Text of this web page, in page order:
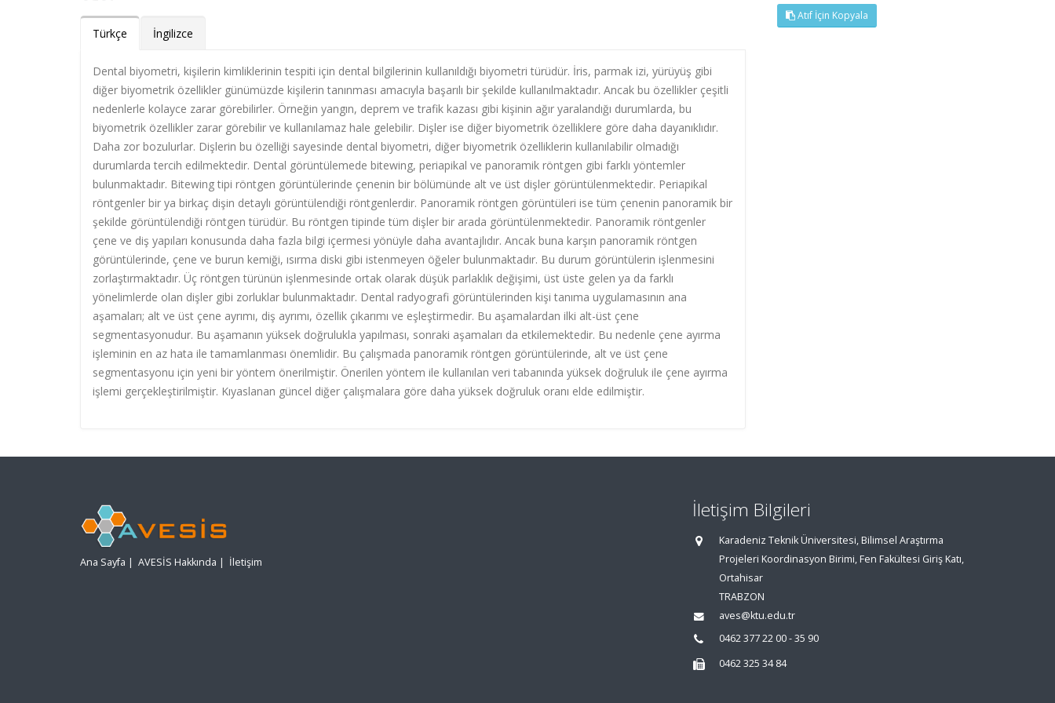
Türkçe İngilizce
Dental biyometri, kişilerin kimliklerinin tespiti için dental bilgilerinin kullanıldığı biyometri türüdür. İris, parmak izi, yürüyüş gibi
diğer biyometrik özellikler günümüzde kişilerin tanınması amacıyla başarılı bir şekilde kullanılmaktadır. Ancak bu özellikler çeşitli
nedenlerle kolayce zarar görebilirler. Örneğin yangın, deprem ve trafik kazası gibi kişinin ağır yaralandığı durumlarda, bu
biyometrik özellikler zarar görebilir ve kullanılamaz hale gelebilir. Dişler ise diğer biyometrik özelliklere göre daha dayanıklıdır.
Daha zor bozulurlar. Dişlerin bu özelliği sayesinde dental biyometri, diğer biyometrik özelliklerin kullanılabilir olmadığı
durumlarda tercih edilmektedir. Dental görüntülemede bitewing, periapikal ve panoramik röntgen gibi farklı yöntemler
bulunmaktadır. Bitewing tipi röntgen görüntülerinde çenenin bir bölümünde alt ve üst dişler görüntülenmektedir. Periapikal
röntgenler bir ya birkaç dişin detaylı görüntülendiği röntgenlerdir. Panoramik röntgen görüntüleri ise tüm çenenin panoramik bir
şekilde görüntülendiği röntgen türüdür. Bu röntgen tipinde tüm dişler bir arada görüntülenmektedir. Panoramik röntgenler
çene ve diş yapıları konusunda daha fazla bilgi içermesi yönüyle daha avantajlıdır. Ancak buna karşın panoramik röntgen
görüntülerinde, çene ve burun kemiği, ısırma diski gibi istenmeyen öğeler bulunmaktadır. Bu durum görüntülerin işlenmesini
zorlaştırmaktadır. Üç röntgen türünün işlenmesinde ortak olarak düşük parlaklık değişimi, üst üste gelen ya da farklı
yönelimlerde olan dişler gibi zorluklar bulunmaktadır. Dental radyografi görüntülerinden kişi tanıma uygulamasının ana
aşamaları; alt ve üst çene ayrımı, diş ayrımı, özellik çıkarımı ve eşleştirmedir. Bu aşamalardan ilki alt-üst çene
segmentasyonudur. Bu aşamanın yüksek doğrulukla yapılması, sonraki aşamaları da etkilemektedir. Bu nedenle çene ayırma
işleminin en az hata ile tamamlanması önemlidir. Bu çalışmada panoramik röntgen görüntülerinde, alt ve üst çene
segmentasyonu için yeni bir yöntem önerilmiştir. Önerilen yöntem ile kullanılan veri tabanında yüksek doğruluk ile çene ayırma
işlemi gerçekleştirilmiştir. Kıyaslanan güncel diğer çalışmalara göre daha yüksek doğruluk oranı elde edilmiştir.
Atıf İçin Kopyala
Ana Sayfa | AVESİS Hakkında | İletişim
İletişim Bilgileri
Karadeniz Teknik Üniversitesi, Bilimsel Araştırma
Projeleri Koordinasyon Birimi, Fen Fakültesi Giriş Katı,
Ortahisar
TRABZON
aves@ktu.edu.tr
0462 377 22 00 - 35 90
0462 325 34 84